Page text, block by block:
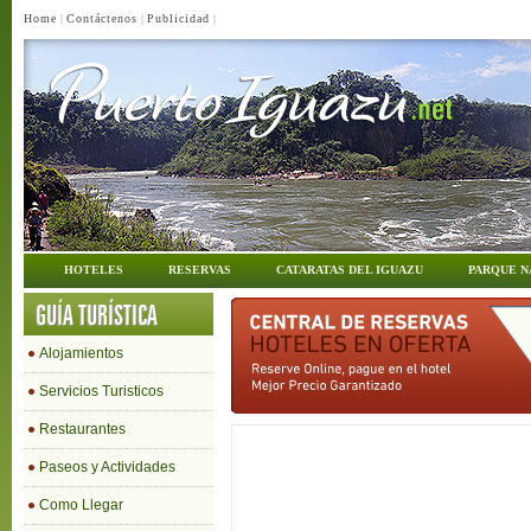
Home | Contáctenos | Publicidad |
HOTELES RESERVAS CATARATAS DEL IGUAZU PARQUE
GUÍA TURÍSTICA
Alojamientos
Servicios Turisticos
Restaurantes
Paseos y Actividades
Como Llegar